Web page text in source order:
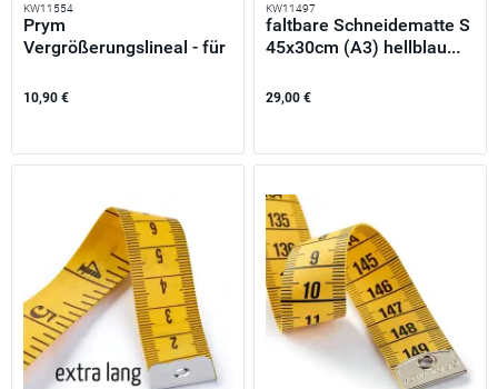
KW11554
Prym
Vergrößerungslineal - für
10,90 €
KW11497
faltbare Schneidematte S
45x30cm (A3) hellblau...
29,00 €